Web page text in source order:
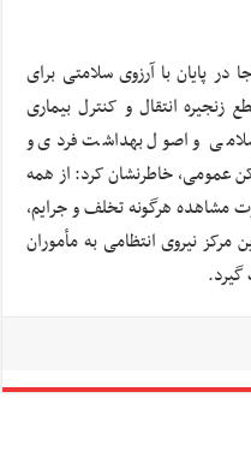
پایان با آرزوی سلامتی برای
انتقال و کنترل بیماری
و اصول بهداشت فردی و
عمومی، خاطرنشان کرد: از همه
مشاهده هرگونه تخلف و جرایم،
۱۱۰ و یا نزدیکترین مرکز نیروی انتظامی به مأموران
گیرد.